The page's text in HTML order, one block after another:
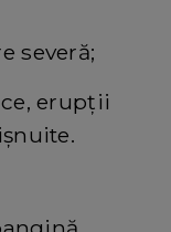
severă;
erupţii